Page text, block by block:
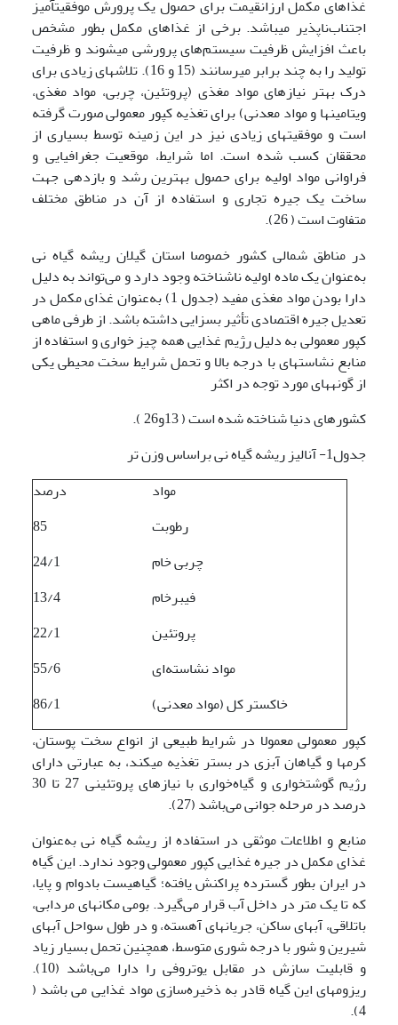
غذاهای مکمل ارزان­قیمت برای حصول یک پرورش موفقیت­آمیز
اجتناب‌ناپذیر می­باشد. برخی از غذاهای مکمل بطور مشخص
باعث افزایش ظرفیت سیستم‌های پرورشی می­شوند و ظرفیت
تولید را به چند برابر می­رسانند (15 و 16). تلاش­های زیادی برای
درک بهتر نیاز­های مواد مغذی (پروتئین، چربی، مواد مغذی،
ویتامین­ها و مواد معدنی) برای تغذیه کپور معمولی صورت گرفته
است و موفقیت­های زیادی نیز در این زمینه توسط بسیاری از
محققان کسب شده است. اما شرایط، موقعیت جغرافیایی و
فراوانی مواد اولیه برای حصول بهترین رشد و بازدهی جهت
ساخت یک جیره تجاری و استفاده از آن در مناطق مختلف
متفاوت است ( 26).
در مناطق شمالی کشور خصوصا استان گیلان ریشه گیاه نی
به‌عنوان یک ماده اولیه ناشناخته وجود دارد و می‌تواند به دلیل
دارا بودن مواد مغذی مفید (جدول 1) به‌عنوان غذای مکمل در
تعدیل جیره اقتصادی تأثیر بسزایی داشته باشد. از طرفی ماهی
کپور معمولی به دلیل رژیم غذایی همه چیز خواری و استفاده از
منابع نشاسته­ای با درجه بالا و تحمل شرایط سخت محیطی یکی
از گونه­های مورد توجه در اکثر
کشور­های دنیا شناخته شده است ( 13و26 ).
جدول1- آنالیز ریشه گیاه نی براساس وزن تر
درصد
مواد
85
رطوبت
24/1
چربی خام
13/4
فیبرخام
22/1
پروتئین
55/6
مواد نشاسته‌ای
86/1
خاکستر کل (مواد معدنی)
کپور معمولی معمولا در شرایط طبیعی از انواع سخت پوستان،
کرمها و گیاهان آبزی در بستر تغذیه می­کند، به عبارتی دارای
رژیم گوشتخواری و گیاه‌خواری با نیاز‌های پروتئینی 27 تا 30
درصد در مرحله جوانی می‌باشد (27).
منابع و اطلاعات موثقی در استفاده از ریشه گیاه نی به‌عنوان
غذای مکمل در جیره غذایی کپور معمولی وجود ندارد. این گیاه
در ایران بطور گسترده پراکنش یافته؛ گیاهیست بادوام و پایا،
که تا یک متر در داخل آب قرار می‌گیرد. بومی مکان­های مردابی،
باتلاقی، آبهای ساکن، جریانهای آهسته، و در طول سواحل آبهای
شیرین و شور با درجه شوری متوسط، همچنین تحمل بسیار زیاد
و قابلیت سازش در مقابل یوتروفی را دارا می‌باشد (10).
ریزوم­های این گیاه قادر به ذخیره‌سازی مواد غذایی می باشد (
4).